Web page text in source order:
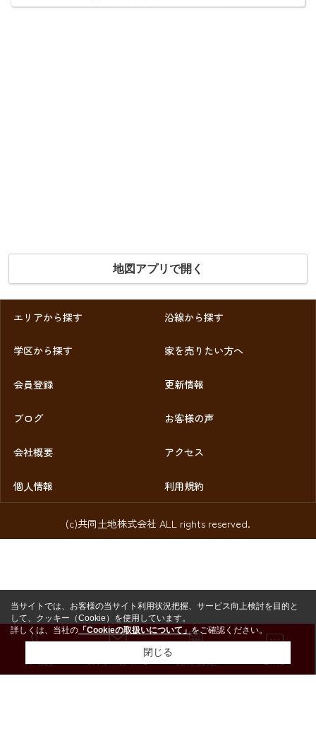
地図アプリで開く
エリアから探す 沿線から探す
学区から探す 家を売りたい方へ
会員登録 更新情報
ブログ お客様の声
会社概要 アクセス
個人情報 利用規約
(c)共同土地株式会社 ALL rights reserved.
お問い合わせ
当サイトでは、お客様の当サイト利用状況把握、サービス向上検討を目的と
して、クッキー（Cookie）を使用しています。
詳しくは、当社の 「Cookieの取扱いについて」をご確認ください。
閉じる